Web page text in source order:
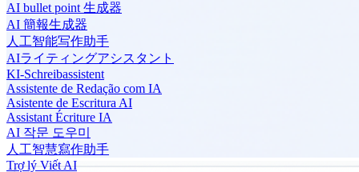
AI bullet point 生成器
AI 簡報生成器
人工智能写作助手
AIライティングアシスタント
KI-Schreibassistent
Assistente de Redação com IA
Asistente de Escritura AI
Assistant Écriture IA
AI 작문 도우미
人工智慧寫作助手
Trợ lý Viết AI